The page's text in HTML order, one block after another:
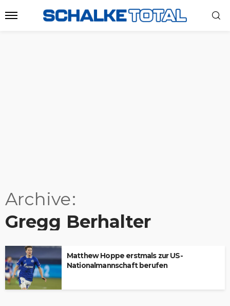
Archive
Gregg Berhalter
Matthew Hoppe erstmals zur US-
Nationalmannschaft berufen